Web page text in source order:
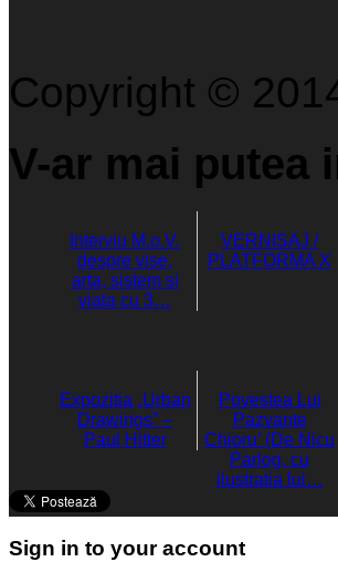
Copyright ©
V-ar mai putea
Interviu M.o.V.
despre vise,
arta, sistem si
viata cu 3…
VERNISAJ /
PLATFORMA X
Expozitia „Urban
Drawings” –
Paul Hitter
Povestea Lui
Pazvante
Chioru’ (De Nicu
Parlog, cu
ilustratia lui…
Sign in to your account